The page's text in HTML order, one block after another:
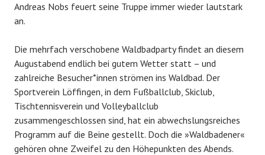
Andreas Nobs feuert seine Truppe immer wieder lautstark
an.
Die mehrfach verschobene Waldbadparty findet an diesem
Augustabend endlich bei gutem Wetter statt – und
zahlreiche Besucher*innen strömen ins Waldbad. Der
Sportverein Löffingen, in dem Fußballclub, Skiclub,
Tischtennisverein und Volleyballclub
zusammengeschlossen sind, hat ein abwechslungsreiches
Programm auf die Beine gestellt. Doch die »Waldbadener«
gehören ohne Zweifel zu den Höhepunkten des Abends.